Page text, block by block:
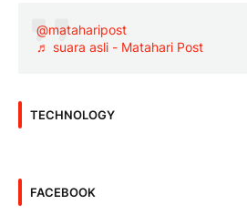
@mataharipost
♬ suara asli - Matahari Post
TECHNOLOGY
FACEBOOK